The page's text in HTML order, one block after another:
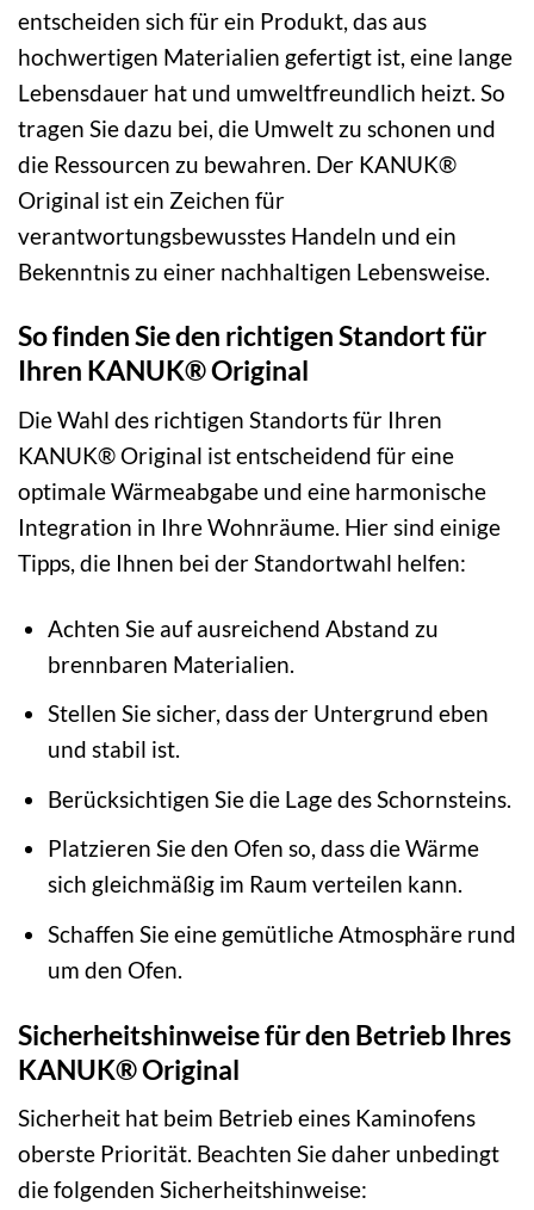
entscheiden sich für ein Produkt, das aus
hochwertigen Materialien gefertigt ist, eine lange
Lebensdauer hat und umweltfreundlich heizt. So
tragen Sie dazu bei, die Umwelt zu schonen und
die Ressourcen zu bewahren. Der KANUK®
Original ist ein Zeichen für
verantwortungsbewusstes Handeln und ein
Bekenntnis zu einer nachhaltigen Lebensweise.
So finden Sie den richtigen Standort für
Ihren KANUK® Original
Die Wahl des richtigen Standorts für Ihren
KANUK® Original ist entscheidend für eine
optimale Wärmeabgabe und eine harmonische
Integration in Ihre Wohnräume. Hier sind einige
Tipps, die Ihnen bei der Standortwahl helfen:
Achten Sie auf ausreichend Abstand zu
brennbaren Materialien.
Stellen Sie sicher, dass der Untergrund eben
und stabil ist.
Berücksichtigen Sie die Lage des Schornsteins.
Platzieren Sie den Ofen so, dass die Wärme
sich gleichmäßig im Raum verteilen kann.
Schaffen Sie eine gemütliche Atmosphäre rund
um den Ofen.
Sicherheitshinweise für den Betrieb Ihres
KANUK® Original
Sicherheit hat beim Betrieb eines Kaminofens
oberste Priorität. Beachten Sie daher unbedingt
die folgenden Sicherheitshinweise: